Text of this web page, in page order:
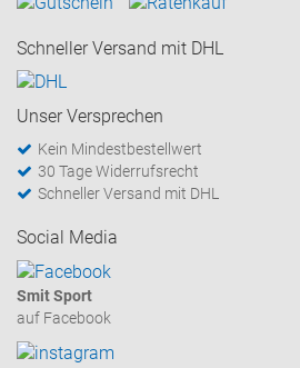
Schneller Versand mit DHL
Unser Versprechen
Kein Mindestbestellwert
30 Tage Widerrufsrecht
Schneller Versand mit DHL
Social Media
Smit Sport
auf Facebook